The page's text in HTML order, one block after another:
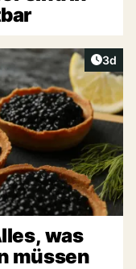
3d
was
müssen